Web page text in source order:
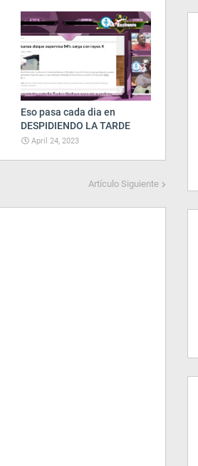
Eso pasa cada dia en
DESPIDIENDO LA TARDE
April 24, 2023
Artículo Siguiente